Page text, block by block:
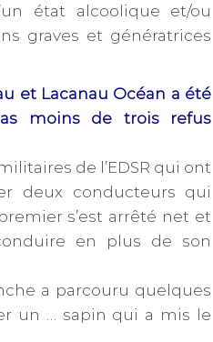
état alcoolique et/ou
graves et génératrices
et Lacanau Océan a été
moins de trois refus
de l’EDSR qui ont
deux conducteurs qui
s’est arrêté net et
en plus de son
a parcouru quelques
un … sapin qui a mis le